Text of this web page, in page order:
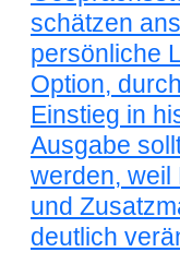
schätzen
persönliche
Option,
Einstieg in
Ausgabe
werden, weil
und
deutlich